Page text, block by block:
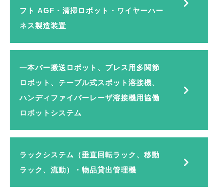
釜屋とは
会社概要
採用情報
フト AGF・清掃ロボット・ワイヤーハー
ネス製造装置
一本バー搬送ロボット、プレス用多関節
ロボット、テーブル式スポット溶接機、
ハンディファイバーレーザ溶接機用協働
ロボットシステム
ラックシステム（垂直回転ラック、移動
ラック、流動）・物品貸出管理機